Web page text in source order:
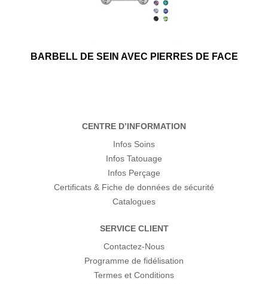
BARBELL DE SEIN AVEC PIERRES DE FACE
CENTRE D’INFORMATION
Infos Soins
Infos Tatouage
Infos Perçage
Certificats & Fiche de données de sécurité
Catalogues
SERVICE CLIENT
Contactez-Nous
Programme de fidélisation
Termes et Conditions